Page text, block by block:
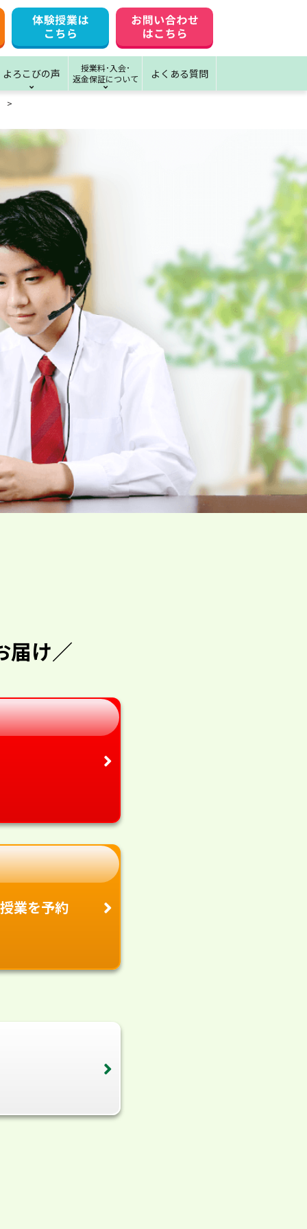
よろこびの声
授業料･入会･
返金保証について
よくある質問
届け／
授業を予約